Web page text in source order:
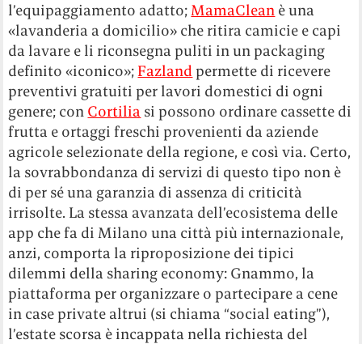
l’equipaggiamento adatto;MamaClean è una
«lavanderia a domicilio» che ritira camicie e capi
da lavare e li riconsegna puliti in un packaging
definito «iconico»; Fazland permette di ricevere
preventivi gratuiti per lavori domestici di ogni
genere; con Cortilia si possono ordinare cassette di
frutta e ortaggi freschi provenienti da aziende
agricole selezionate della regione, e così via. Certo,
la sovrabbondanza di servizi di questo tipo non è
di per sé una garanzia di assenza di criticità
irrisolte. La stessa avanzata dell’ecosistema delle
app che fa di Milano una città più internazionale,
anzi, comporta la riproposizione dei tipici
dilemmi della sharing economy: Gnammo, la
piattaforma per organizzare o partecipare a cene
in case private altrui (si chiama “social eating”),
l’estate scorsa è incappata nella richiesta del